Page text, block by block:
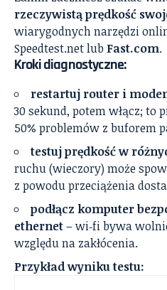
rzeczywistą prędkość
wiarygodnych narzędzi
Speedtest.net lub Fast.com.
Kroki diagnostyczne:
restartuj router i
30 sekund, potem włącz; to
50% problemów z buforem
testuj prędkość w
ruchu (wieczory) może
z powodu przeciążenia
podłącz komputer
ethernet– wi‑fi bywa
względu na zakłócenia.
Przykład wyniku testu: